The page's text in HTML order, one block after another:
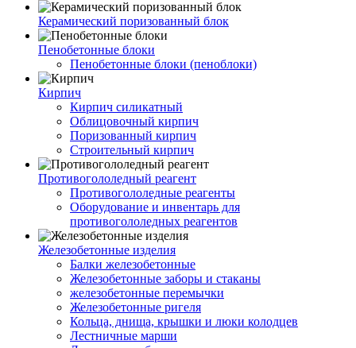
Керамический поризованный блок
Пенобетонные блоки
Пенобетонные блоки (пеноблоки)
Кирпич
Кирпич силикатный
Облицовочный кирпич
Поризованный кирпич
Строительный кирпич
Противогололедный реагент
Противогололедные реагенты
Оборудование и инвентарь для
противогололедных реагентов
Железобетонные изделия
Балки железобетонные
Железобетонные заборы и стаканы
железобетонные перемычки
Железобетонные ригеля
Кольца, днища, крышки и люки колодцев
Лестничные марши